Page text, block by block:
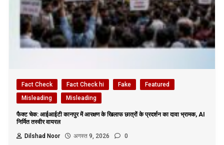
Fact Check Fact Check hi Fake
Featured
Misleading
Misleading
फैक्ट चेक: आईआईटी कानपुर में आरक्षण के खिलाफ छात्रों के प्रदर्शन का दावा भ्रामक, AI
निर्मित तस्वीर वायरल
Dilshad Noor
अगस्त 9, 2026 0